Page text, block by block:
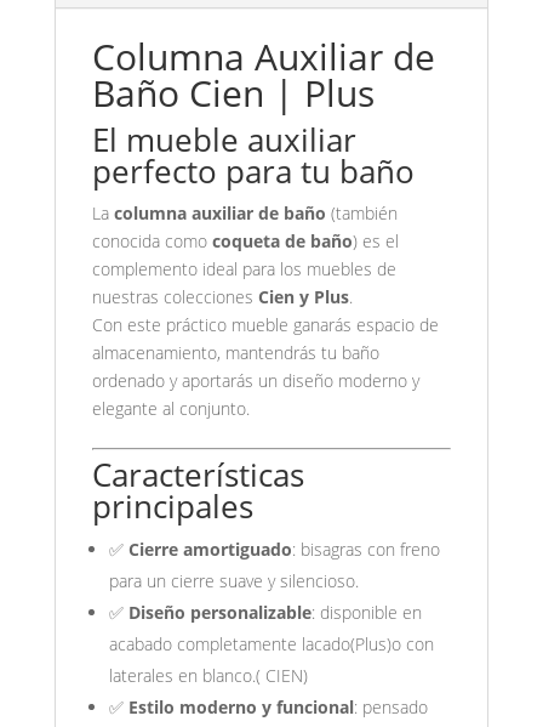
Columna Auxiliar de
Baño Cien | Plus
El mueble auxiliar
perfecto para tu baño
La columna auxiliar de baño (también
conocida como coqueta de baño) es el
complemento ideal para los muebles de
nuestras colecciones Cien y Plus.
Con este práctico mueble ganarás espacio de
almacenamiento, mantendrás tu baño
ordenado y aportarás un diseño moderno y
elegante al conjunto.
Características
principales
✅ Cierre amortiguado: bisagras con freno
para un cierre suave y silencioso.
✅ Diseño personalizable: disponible en
acabado completamente lacado(Plus)o con
laterales en blanco.( CIEN)
✅ Estilo moderno y funcional: pensado